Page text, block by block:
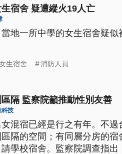
宿舍 疑遭縱火19人亡
地一所中學的女生宿舍疑
生宿舍 消防人員
隔 監察院籲推動性別友善
科技
混宿已經是行之有年。不
隔的空間；有同層分房的
學校宿舍。監察院調查指出